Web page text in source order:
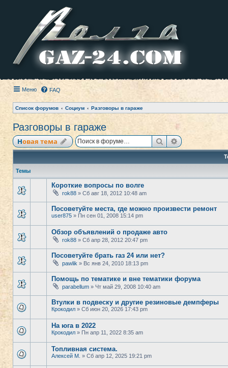
Меню FAQ
Список форумов Социум Разговоры в гараже
Разговоры в гараже
Новая тема ПоискРасширенный
Темы
Короткие вопросы по волге
rok88 » Сб авг 18, 2012 10:48 am
Посоветуйте места, где можно произвести ремонт
user875 » Пн сен 01, 2008 15:14 pm
Обзор объявлений о продаже авто
rok88 » Сб апр 28, 2012 20:47 pm
Посоветуйте брать газ 24 или нет?
pawlik » Вс янв 24, 2010 18:13 pm
Помощь по тематике и вне тематики форума
parabellum » Чт май 29, 2008 10:40 am
Втулки в подвеску и другие резиновые демпферы
Крокодил » Сб июн 20, 2026 17:43 pm
На юга в 2022
Крокодил » Пн апр 11, 2022 8:35 am
Топливная система.
Алексей М. » Сб апр 12, 2025 19:21 pm